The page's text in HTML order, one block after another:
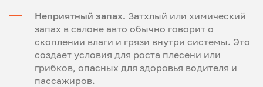
Неприятный запах. Затхлый или химический
запах в салоне авто обычно говорит о
скоплении влаги и грязи внутри системы. Это
создает условия для роста плесени или
грибков, опасных для здоровья водителя и
пассажиров.